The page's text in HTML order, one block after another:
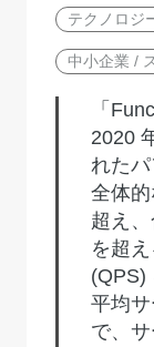
テクノロジ
中小企業 /
「
2020
れたパ
全体
超え
を超
(QPS)
平均
で、